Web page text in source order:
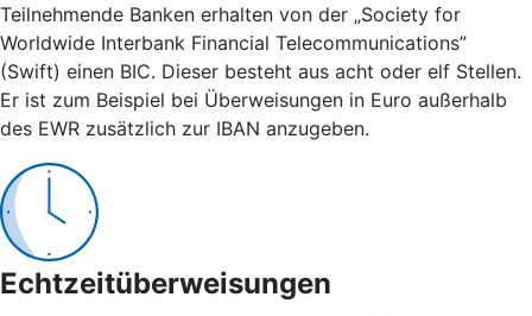
Teilnehmende Banken erhalten von der „Society for
Worldwide Interbank Financial Telecommunications”
(Swift) einen BIC. Dieser besteht aus acht oder elf Stellen.
Er ist zum Beispiel bei Überweisungen in Euro außerhalb
des EWR zusätzlich zur IBAN anzugeben.
Echtzeitüberweisungen